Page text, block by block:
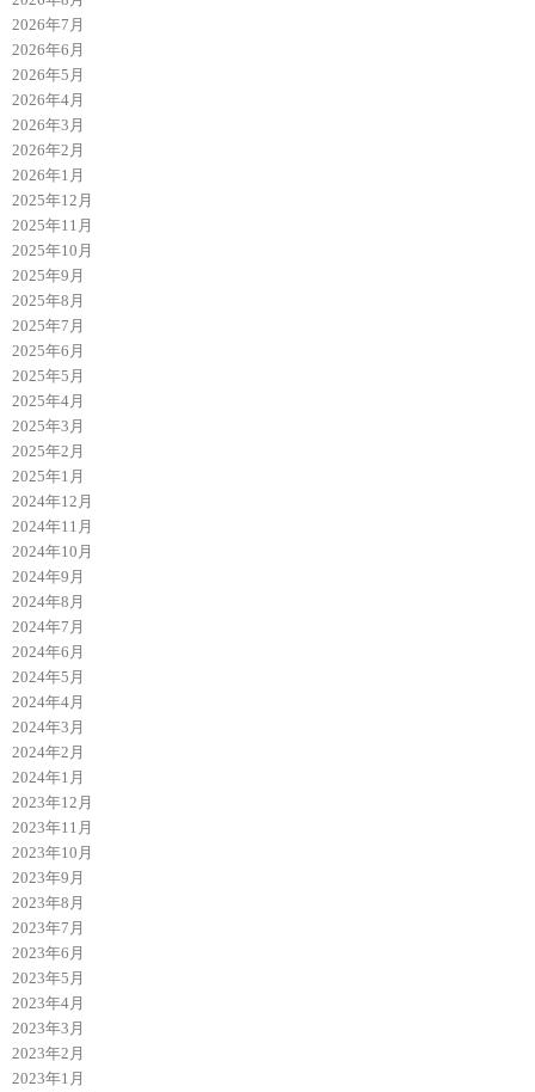
2026年7月
2026年6月
2026年5月
2026年4月
2026年3月
2026年2月
2026年1月
2025年12月
2025年11月
2025年10月
2025年9月
2025年8月
2025年7月
2025年6月
2025年5月
2025年4月
2025年3月
2025年2月
2025年1月
2024年12月
2024年11月
2024年10月
2024年9月
2024年8月
2024年7月
2024年6月
2024年5月
2024年4月
2024年3月
2024年2月
2024年1月
2023年12月
2023年11月
2023年10月
2023年9月
2023年8月
2023年7月
2023年6月
2023年5月
2023年4月
2023年3月
2023年2月
2023年1月